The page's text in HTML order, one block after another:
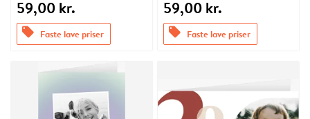
59,00 kr.
offers Faste lave priser
59,00 kr.
offers Faste lave priser